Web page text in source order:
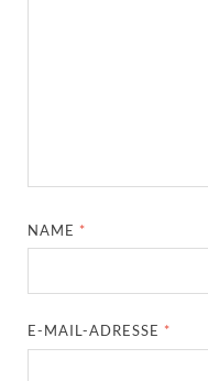
NAME *
E-MAIL-ADRESSE *